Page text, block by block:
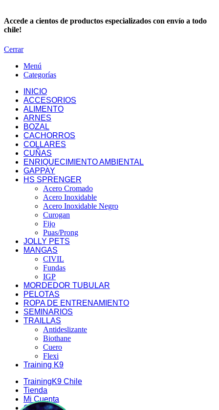
Accede a cientos de productos especializados con envío a todo
chile!
Cerrar
Menú
Categorías
INICIO
ACCESORIOS
ALIMENTO
ARNES
BOZAL
CACHORROS
COLLARES
CUÑAS
ENRIQUECIMIENTO AMBIENTAL
GAPPAY
HS SPRENGER
Acero Cromado
Acero Inoxidable
Acero Inoxidable Negro
Curogan
Fijo
Puas/Prong
JOLLY PETS
MANGAS
CIVIL
Fundas
IGP
MORDEDOR TUBULAR
PELOTAS
ROPA DE ENTRENAMIENTO
SEMINARIOS
TRAILLAS
Antideslizante
Biothane
Cuero
Flexi
Training K9
TrainingK9 Chile
Tienda
Mi Cuenta
Carrito